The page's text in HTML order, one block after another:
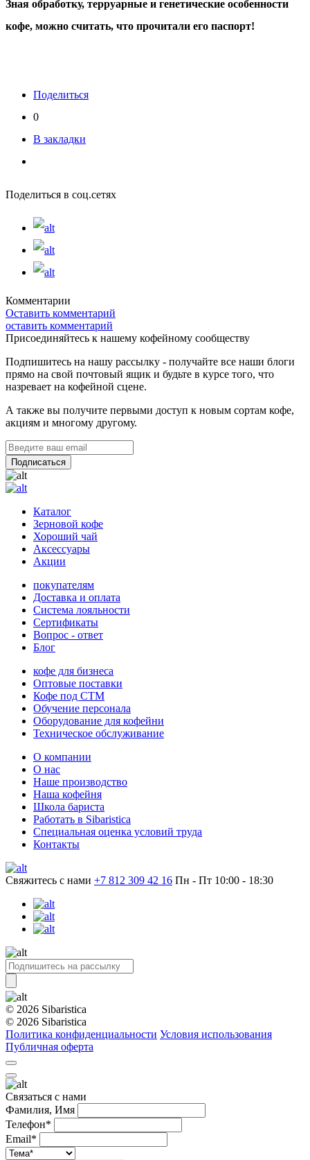
Зная обработку, терруарные и генетические особенности
кофе, можно считать, что прочитали его паспорт!
Поделиться
0
В закладки
Поделиться в соц.сетях
Комментарии
Оставить комментарий
оставить комментарий
Присоединяйтесь к нашему кофейному сообществу
Подпишитесь на нашу рассылку - получайте все наши блоги
прямо на свой почтовый ящик и будьте в курсе того, что
назревает на кофейной сцене.
А также вы получите первыми доступ к новым сортам кофе,
акциям и многому другому.
Каталог
Зерновой кофе
Хороший чай
Аксессуары
Акции
покупателям
Доставка и оплата
Система лояльности
Сертификаты
Вопрос - ответ
Блог
кофе для бизнеса
Оптовые поставки
Кофе под СТМ
Обучение персонала
Оборудование для кофейни
Техническое обслуживание
О компании
О нас
Наше производство
Наша кофейня
Школа бариста
Работать в Sibaristica
Специальная оценка условий труда
Контакты
Свяжитесь с нами +7 812 309 42 16 Пн - Пт 10:00 - 18:30
© 2026 Sibaristica
© 2026 Sibaristica
Политика конфиденциальности Условия использования
Публичная оферта
Связаться с нами
Фамилия, Имя
Телефон*
Email*